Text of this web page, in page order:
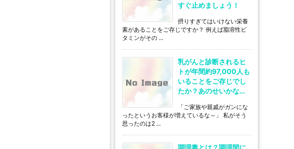
すぐ止めましょう！
摂りすぎてはいけない栄養
素があることをご存じですか？ 例えば脂溶性ビ
タミンがその ...
乳がんと診断されるヒ
トが年間約97,000人も
いることをご存じでし
たか？あのせいかな…
「ご家族や親戚がガンにな
ったというお客様が増えているな～」 私がそう
思ったのは2 ...
調理毒とは？調理間に